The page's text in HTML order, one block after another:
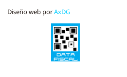
Diseño web porAxDG